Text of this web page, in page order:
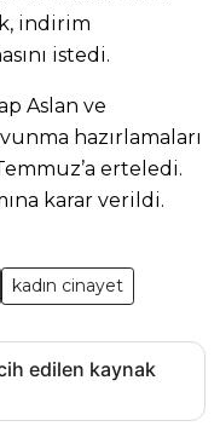
indirim
istedi.
Aslan ve
hazırlamaları
erteledi.
karar verildi.
kadın cinayet
edilen kaynak